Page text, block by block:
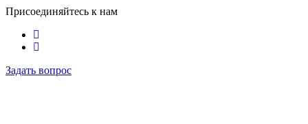
Присоединяйтесь к нам
Задать вопрос